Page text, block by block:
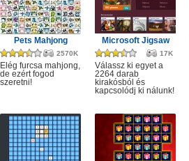
Pets Mahjong
2570K
Elég furcsa mahjong,
de ezért fogod
szeretni!
Microsoft Jigsaw
17K
Válassz ki egyet a
2264 darab
kirakósból és
kapcsolódj ki nálunk!